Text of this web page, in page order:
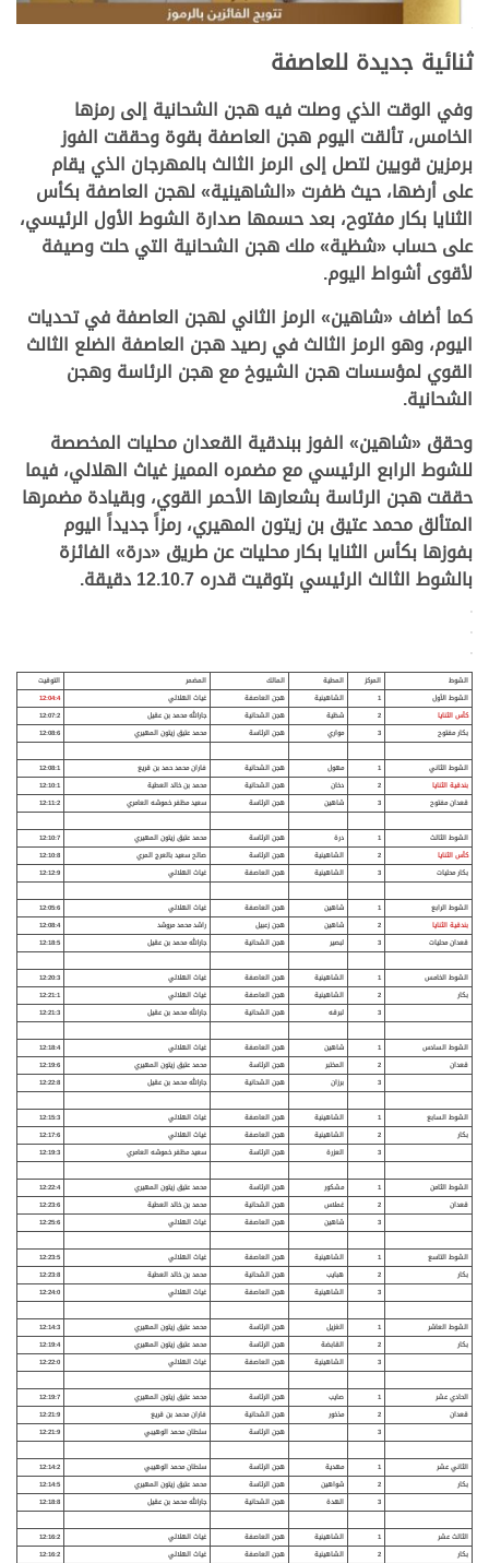
.
ثنائية جديدة للعاصفة
وفي الوقت الذي وصلت فيه هجن الشحانية إلى رمزها
الخامس، تألقت اليوم هجن العاصفة بقوة وحققت الفوز
برمزين قويين لتصل إلى الرمز الثالث بالمهرجان الذي يقام
على أرضها، حيث ظفرت «الشاهينية» لهجن العاصفة بكأس
الثنايا بكار مفتوح، بعد حسمها صدارة الشوط الأول الرئيسي،
على حساب «شظية» ملك هجن الشحانية التي حلت وصيفة
لأقوى أشواط اليوم.
كما أضاف «شاهين» الرمز الثاني لهجن العاصفة في تحديات
اليوم، وهو الرمز الثالث في رصيد هجن العاصفة الضلع الثالث
القوي لمؤسسات هجن الشيوخ مع هجن الرئاسة وهجن
الشحانية.
وحقق «شاهين» الفوز ببندقية القعدان محليات المخصصة
للشوط الرابع الرئيسي مع مضمره المميز غياث الهلالي، فيما
حققت هجن الرئاسة بشعارها الأحمر القوي، وبقيادة مضمرها
المتألق محمد عتيق بن زيتون المهيري، رمزاً جديداً اليوم
بفوزها بكأس الثنايا بكار محليات عن طريق «درة» الفائزة
بالشوط الثالث الرئيسي بتوقيت قدره 12.10.7 دقيقة.
>
>
>
الشوط المركز المطية المالك المضمر
التوقيت
الشوط الأول
1 الشاهينية هجن العاصفة غياث الهلالي
12:04:4
كأس الثنايا
2 شظية هجن الشحانية جارالله محمد بن عقيل
12:07:2
بكار مفتوح
3 مواري هجن الرئاسة محمد عتيق زيتون المهيري 12:08:6
الشوط الثاني 1 مهول هجن الشحانية فاران محمد حمد بن قريع
12:08:1
بندقية الثنايا
2 دخان هجن الشحانية محمد بن خالد العطية
12:10:1
قعدان مفتوح
3 شاهين هجن الرئاسة سعيد مظفر خموشه العامري 12:11:2
الشوط الثالث 1 درة هجن الرئاسة محمد عتيق زيتون المهيري
12:10:7
كأس الثنايا
2 الشاهينية هجن الرئاسة صالح سعيد بالعرج المري
12:10:8
بكار محليات
3 الشاهينية هجن العاصفة غياث الهلالي 12:12:9
الشوط الرابع 1 شاهين هجن العاصفة غياث الهلالي
12:05:6
بندقية الثنايا
2 شاهين هجن زعبيل راشد محمد مروشد
12:08:4
قعدان محليات
3 لبصير هجن الشحانية جارالله محمد بن عقيل 12:18:5
الشوط الخامس 1 الشاهينية هجن العاصفة غياث الهلالي
12:20:3
بكار
2 الشاهينية هجن العاصفة غياث الهلالي
12:21:1
3
لبرقه هجن الشحانية جارالله محمد بن عقيل 12:21:3
الشوط السادس 1 شاهين هجن العاصفة غياث الهلالي
12:18:4
قعدان
2 المختبر هجن الرئاسة محمد عتيق زيتون المهيري
12:19:6
3
برزان هجن الشحانية جارالله محمد بن عقيل 12:22:8
الشوط السابع 1 الشاهينية هجن العاصفة غياث الهلالي
12:15:3
بكار
2 الشاهينية هجن العاصفة غياث الهلالي
12:17:6
3
العزرة هجن الرئاسة سعيد مظفر خموشه العامري 12:19:3
الشوط الثامن 1 مشكور هجن الرئاسة محمد عتيق زيتون المهيري
12:22:4
قعدان
2 غملاس هجن الشحانية محمد بن خالد العطية
12:23:6
3
شاهين هجن العاصفة غياث الهلالي 12:25:6
الشوط التاسع 1 الشاهينية هجن العاصفة غياث الهلالي
12:23:5
بكار
2 هبايب هجن الشحانية محمد بن خالد العطية
12:23:8
3
الشاهينية هجن العاصفة غياث الهلالي 12:24:0
الشوط العاشر 1 الغزيل هجن الرئاسة محمد عتيق زيتون المهيري
12:14:3
بكار
2 القابضة هجن الرئاسة محمد عتيق زيتون المهيري
12:19:4
3
الشاهينية هجن العاصفة غياث الهلالي 12:22:0
الحادي عشر 1 صايب هجن الرئاسة محمد عتيق زيتون المهيري
12:19:7
قعدان
2 مذخور هجن الشحانية فاران محمد بن قريع
12:21:9
3
هجن الرئاسة سلطان محمد الوهيبي 12:21:9
الثاني عشر 1 مهدية هجن الرئاسة سلطان محمد الوهيبي
12:14:2
بكار
2 شواهين هجن الرئاسة محمد عتيق زيتون المهيري
12:14:5
3
الهدة هجن الشحانية جارالله محمد بن عقيل 12:18:8
الثالث عشر 1 الشاهينية هجن العاصفة غياث الهلالي
12:16:2
بكار
2 الشاهينية هجن العاصفة غياث الهلالي
12:16:2